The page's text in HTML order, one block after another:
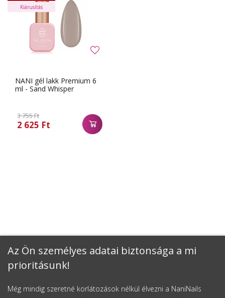
Az Ön személyes adatai biztonsága a mi
prioritásunk!
Még mindig szeretné korlátozások nélkül élvezni a NaniNails
NANI gél lakk Premium 6
ml - Sand Whisper
3 755 Ft
2 625 Ft
Kiárusítás